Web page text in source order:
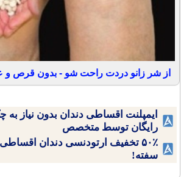
از شر زانو دردت راحت شو - بدون قرص و
ایمپلنت اقساطی دندان بدون نیاز
رایگان توسط متخصص
۵۰٪ تخفیف ارتودنسی دندان
سفته!